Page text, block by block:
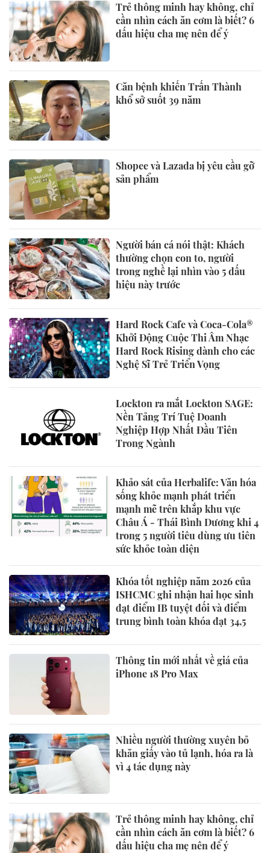
Trẻ thông minh hay không, chỉ
cần nhìn cách ăn cơm là biết? 6
dấu hiệu cha mẹ nên để ý
Căn bệnh khiến Trấn Thành
khổ sở suốt 39 năm
Shopee và Lazada bị yêu cầu gỡ
sản phẩm
Người bán cá nói thật: Khách
thường chọn con to, người
trong nghề lại nhìn vào 5 dấu
hiệu này trước
Hard Rock Cafe và Coca-Cola®
Khởi Động Cuộc Thi Âm Nhạc
Hard Rock Rising dành cho các
Nghệ Sĩ Trẻ Triển Vọng
Lockton ra mắt Lockton SAGE:
Nền Tảng Trí Tuệ Doanh
Nghiệp Hợp Nhất Đầu Tiên
Trong Ngành
Khảo sát của Herbalife: Văn hóa
sống khỏe mạnh phát triển
mạnh mẽ trên khắp khu vực
Châu Á - Thái Bình Dương khi 4
trong 5 người tiêu dùng ưu tiên
sức khỏe toàn diện
Khóa tốt nghiệp năm 2026 của
ISHCMC ghi nhận hai học sinh
đạt điểm IB tuyệt đối và điểm
trung bình toàn khóa đạt 34,5
Thông tin mới nhất về giá của
iPhone 18 Pro Max
Nhiều người thường xuyên bỏ
khăn giấy vào tủ lạnh, hóa ra là
vì 4 tác dụng này
Trẻ thông minh hay không, chỉ
cần nhìn cách ăn cơm là biết? 6
dấu hiệu cha mẹ nên để ý